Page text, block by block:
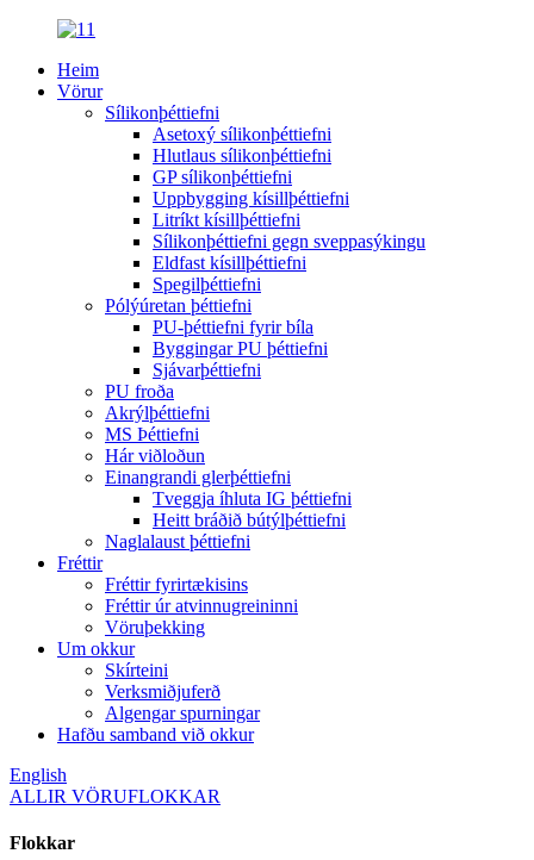
Heim
Vörur
Sílikonþéttiefni
Asetoxý sílikonþéttiefni
Hlutlaus sílikonþéttiefni
GP sílikonþéttiefni
Uppbygging kísillþéttiefni
Litríkt kísillþéttiefni
Sílikonþéttiefni gegn sveppasýkingu
Eldfast kísillþéttiefni
Spegilþéttiefni
Pólýúretan þéttiefni
PU-þéttiefni fyrir bíla
Byggingar PU þéttiefni
Sjávarþéttiefni
PU froða
Akrýlþéttiefni
MS Þéttiefni
Hár viðloðun
Einangrandi glerþéttiefni
Tveggja íhluta IG þéttiefni
Heitt bráðið bútýlþéttiefni
Naglalaust þéttiefni
Fréttir
Fréttir fyrirtækisins
Fréttir úr atvinnugreininni
Vöruþekking
Um okkur
Skírteini
Verksmiðjuferð
Algengar spurningar
Hafðu samband við okkur
English
ALLIR VÖRUFLOKKAR
Flokkar